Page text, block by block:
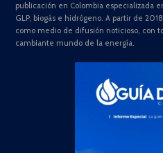
publicación en Colombia especializada
GLP, biogás e hidrógeno. A partir de
como medio de difusión noticioso, con
cambiante mundo de la energía.